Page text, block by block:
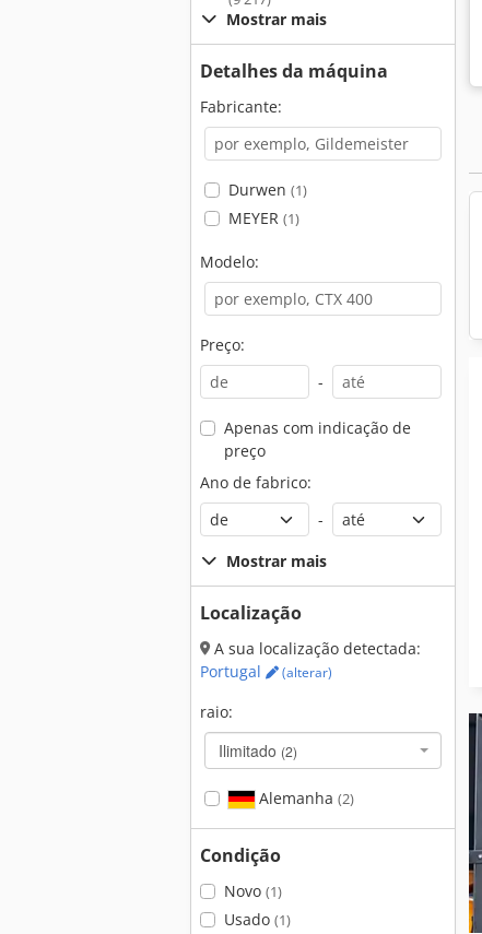
Mostrar mais
Detalhes da máquina
Fabricante:
Durwen (1)
MEYER (1)
Modelo:
Preço:
-
Apenas com indicação de
preço
Ano de fabrico:
-
Mostrar mais
Localização
A sua localização detectada:
Portugal
(alterar)
raio:
Ilimitado (2)
Alemanha (2)
Condição
Novo (1)
Usado (1)